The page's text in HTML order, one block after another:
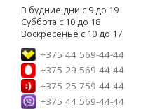
В будние дни с 9 до 19
Суббота с 10 до 18
Воскресенье с 10 до 17
+375 44 569-44-44
+375 29 569-44-44
+375 25 759-44-44
+375 44 569-44-44